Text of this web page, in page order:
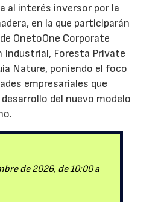
al interés inversor por la
en la que participarán
OnetoOne Corporate
Industrial, Foresta Private
Nature, poniendo el foco
empresariales que
del nuevo modelo
de 2026, de 10:00 a